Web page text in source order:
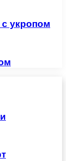
укропом